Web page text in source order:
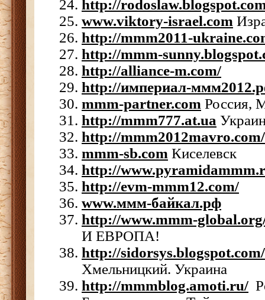
http://
www.viktory-israel.com
http://mmm2011-
http://mmm-
http://alliance-m.com/
http://империал-
mmm-partner.com Россия,
http://mmm777.at.ua
http://mmm2012mavro.com/
mmm-sb.com Киселевск
http://
http://evm-mmm12.com/
www.ммм-байкал.рф
http://www.mmm-
И ЕВРОПА!
http://sidorsys.blogspot.com/
Хмельницкий. Украина
http://mmmblog.amoti.ru/